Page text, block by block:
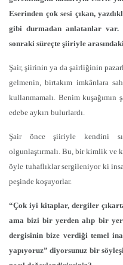
Eserinden çok sesi çıkan,
gibi durmadan anlatanlar var.
sonraki süreçte şiiriyle
Şair, şiirinin ya da şairliğinin
gelmenin, birtakım imkânlara
kullanmamalı. Benim
edebe aykırı bulurlardı.
Şair önce şiiriyle kendini
olgunlaştırmalı. Bu, bir kimlik
öyle tuhaflıklar sergileniyor ki
peşinde koşuyorlar.
“Çok iyi kitaplar, dergiler
ama bizi bir yerden alıp bir
dergisinin bize verdiği temel
yapıyoruz” diyorsunuz bir